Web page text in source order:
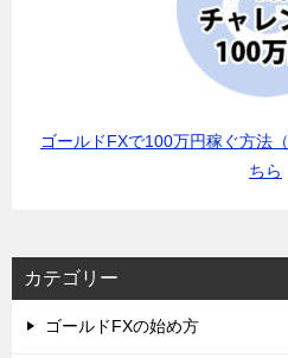
ゴールドFXで100万円稼ぐ方法
ちら
カテゴリー
ゴールドFXの始め方